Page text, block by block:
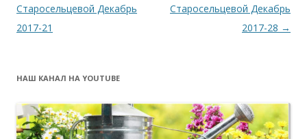
по
записям
Старосельцевой Декабрь
2017-21
Старосельцевой Декабрь
2017-28 →
НАШ КАНАЛ НА YOUTUBE